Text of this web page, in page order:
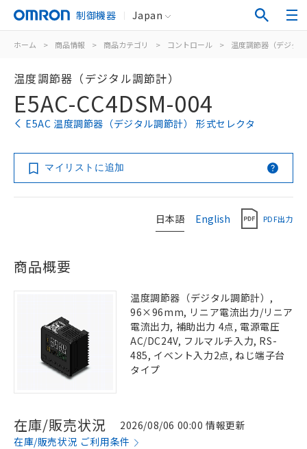
制御機器 Japan
ホーム > 商品情報 > 商品カテゴリ > コントロール > 温度調節器（デジタ
温度調節器（デジタル調節計）
E5AC-CC4DSM-004
E5AC 温度調節器（デジタル調節計） 形式セレクタ
マイリストに追加
日本語 English PDF出力
商品概要
温度調節器（デジタル調節計）,
96×96mm, リニア電流出力/リニア
電流出力, 補助出力 4点, 電源電圧
AC/DC24V, フルマルチ入力, RS-
485, イベント入力2点, ねじ端子台
タイプ
在庫/販売状況
2026/08/06 00:00 情報更新
在庫/販売状況 ご利用条件